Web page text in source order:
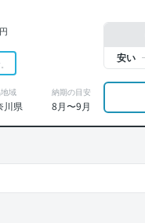
域
川県
納期の目安
8月〜9月